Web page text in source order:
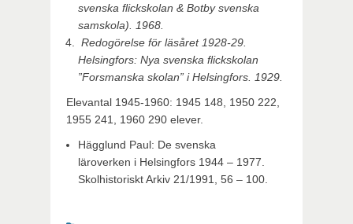
svenska flickskolan & Botby svenska
samskola). 1968.
Redogörelse för läsåret 1928-29
Helsingfors: Nya svenska flickskolan
”Forsmanska skolan” i Helsingfors. 1929.
Elevantal 1945-1960: 1945 148, 1950 222,
1955 241, 1960 290 elever.
Hägglund Paul: De svenska
läroverken i Helsingfors 1944 – 1977.
Skolhistoriskt Arkiv 21/1991, 56 – 100.